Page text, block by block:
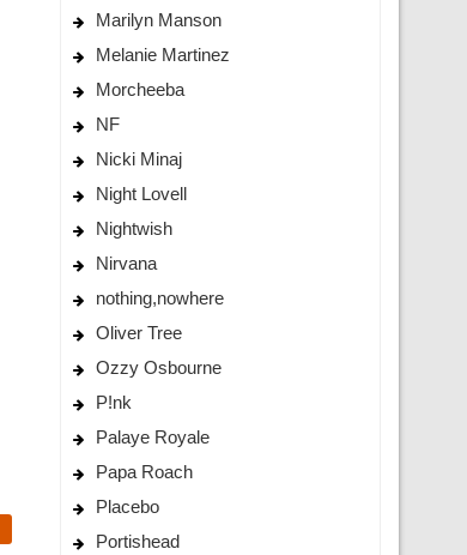
Marilyn Manson
Melanie Martinez
Morcheeba
NF
Nicki Minaj
Night Lovell
Nightwish
Nirvana
nothing,nowhere
Oliver Tree
Ozzy Osbourne
P!nk
Palaye Royale
Papa Roach
Placebo
Portishead